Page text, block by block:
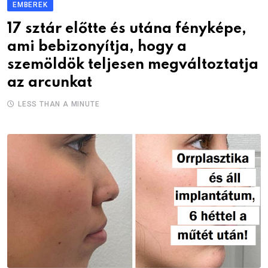
EMBEREK
17 sztár előtte és utána fényképe,
ami bebizonyítja, hogy a
szemöldök teljesen megváltoztatja
az arcunkat
LESS THAN A MINUTE